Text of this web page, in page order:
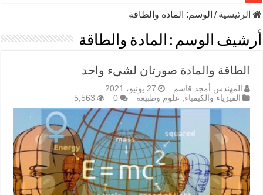
الرئيسية/ الوسم: المادة والطاقة
أرشيف الوسم : المادة والطاقة
الطاقة والمادة صورتان لشيء واحد
المهندس أمجد قاسم
27 يونيو، 2021
الفيزياء والكيمياء, علوم وطبيعة 0
5,563